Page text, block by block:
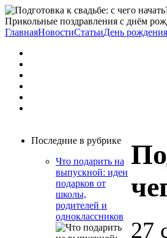
Прикольные поздравления с днём
ГлавнаяНовостиСтатьиДень рождения
Последние в рубрике
Что подарить на
выпускной: идеи
подарков от
школы,
родителей и
одноклассников
27